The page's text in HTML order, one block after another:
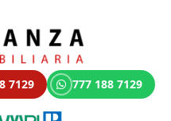
7129 777 188 7129